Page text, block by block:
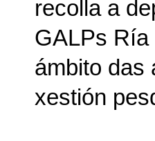
recolla a
GALPs Ría
ámbito das
xestión